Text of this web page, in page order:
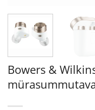
Bowers &